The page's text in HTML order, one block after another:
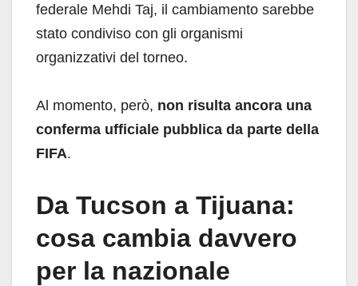
federale Mehdi Taj, il cambiamento sarebbe
stato condiviso con gli organismi
organizzativi del torneo.
Al momento, però, non risulta ancora una
conferma ufficiale pubblica da parte della
FIFA.
Da Tucson a Tijuana:
cosa cambia davvero
per la nazionale